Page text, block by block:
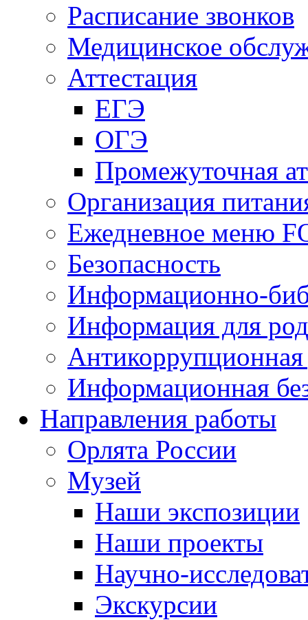
Расписание звонков
Медицинское
Аттестация
ЕГЭ
ОГЭ
Промежуточная
Организация
Ежедневное меню
Безопасность
Информационно-
Информация для
Антикоррупционная
Информационная
Направления работы
Орлята России
Музей
Наши экспозиции
Наши проекты
Научно-
Экскурсии